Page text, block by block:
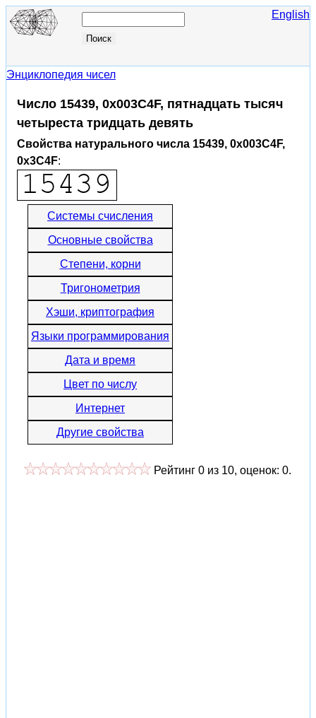
English
Энциклопедия чисел
Число 15439, 0x003C4F, пятнадцать тысяч
четыреста тридцать девять
Свойства натурального числа 15439, 0x003C4F,
0x3C4F:
Системы счисления
Основные свойства
Степени, корни
Тригонометрия
Хэши, криптография
Языки программирования
Дата и время
Цвет по числу
Интернет
Другие свойства
Рейтинг 0 из 10, оценок: 0.